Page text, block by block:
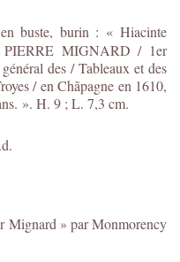
buste, burin : « Hiacinte
MIGNARD / 1er
des / Tableaux et des
/ en Chãpagne en 1610,
». H. 9 ; L. 7,3 cm.
Mignard » par Monmorency